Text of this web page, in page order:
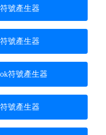
號產生器
號產生器
符號產生器
號產生器